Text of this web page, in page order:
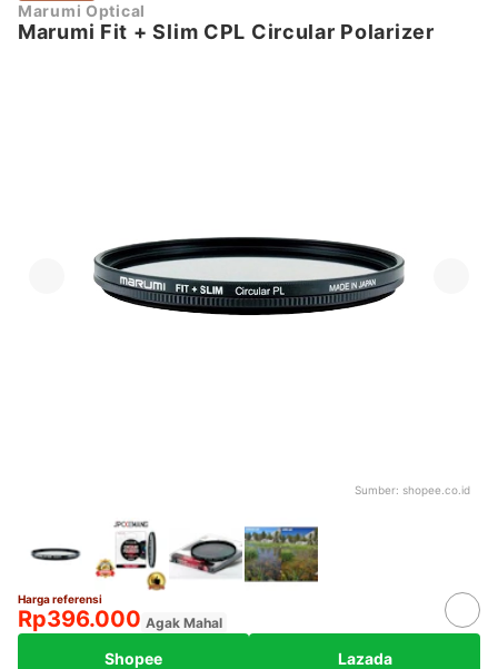
Marumi Optical
Marumi Fit + Slim CPL Circular Polarizer
Sumber: shopee.co.id
Harga referensi
Rp396.000 Agak Mahal
Shopee Lazada